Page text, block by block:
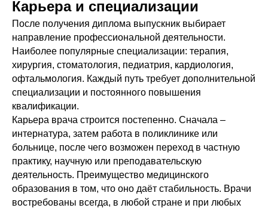
Карьера и специализации
После получения диплома выпускник выбирает
направление профессиональной деятельности.
Наиболее популярные специализации: терапия,
хирургия, стоматология, педиатрия, кардиология,
офтальмология. Каждый путь требует дополнительной
специализации и постоянного повышения
квалификации.
Карьера врача строится постепенно. Сначала –
интернатура, затем работа в поликлинике или
больнице, после чего возможен переход в частную
практику, научную или преподавательскую
деятельность. Преимущество медицинского
образования в том, что оно даёт стабильность. Врачи
востребованы всегда, в любой стране и при любых